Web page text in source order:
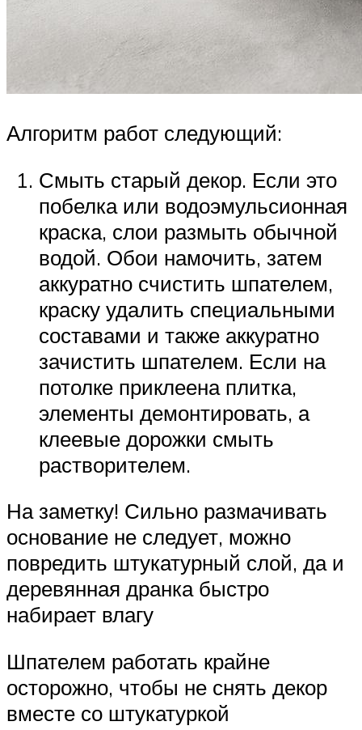
Алгоритм работ следующий:
Смыть старый декор. Если это
побелка или водоэмульсионная
краска, слои размыть обычной
водой. Обои намочить, затем
аккуратно счистить шпателем,
краску удалить специальными
составами и также аккуратно
зачистить шпателем. Если на
потолке приклеена плитка,
элементы демонтировать, а
клеевые дорожки смыть
растворителем.
На заметку! Сильно размачивать
основание не следует, можно
повредить штукатурный слой, да и
деревянная дранка быстро
набирает влагу
Шпателем работать крайне
осторожно, чтобы не снять декор
вместе со штукатуркой